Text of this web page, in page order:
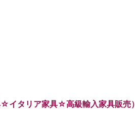
イタリア家具☆高級輸入家具販売）